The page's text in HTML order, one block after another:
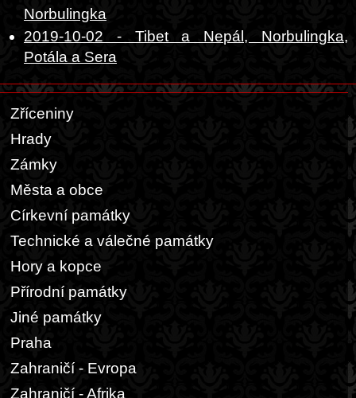
Norbulingka
2019-10-02 - Tibet a Nepál, Norbulingka,
Potála a Sera
Zříceniny
Hrady
Zámky
Města a obce
Církevní památky
Technické a válečné památky
Hory a kopce
Přírodní památky
Jiné památky
Praha
Zahraničí - Evropa
Zahraničí - Afrika